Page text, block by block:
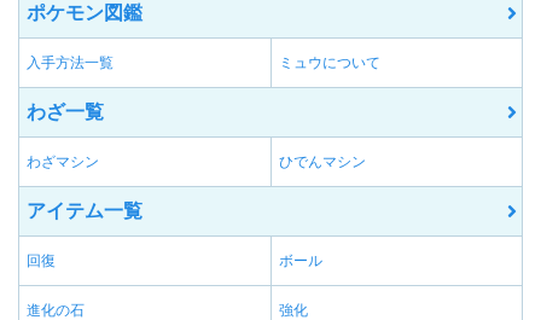
ポケモン図鑑
入手方法一覧 ミュウについて
わざ一覧
わざマシン ひでんマシン
アイテム一覧
回復 ボール
進化の石 強化